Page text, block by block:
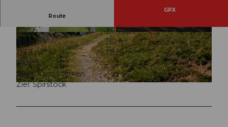
© Dario Peruzzo, Region Ybrig
© Ybrig Tourismus, Ferien- und Sportzentrum
Hoch-Ybrig AG
© Dario Peruzzo, Region Ybrig
Route
GPX
1:00 h
2,89 km
118 m
162 m
1.663 m
1.825 m
162 m
Start: Klein Sternen
Ziel: Spirstock